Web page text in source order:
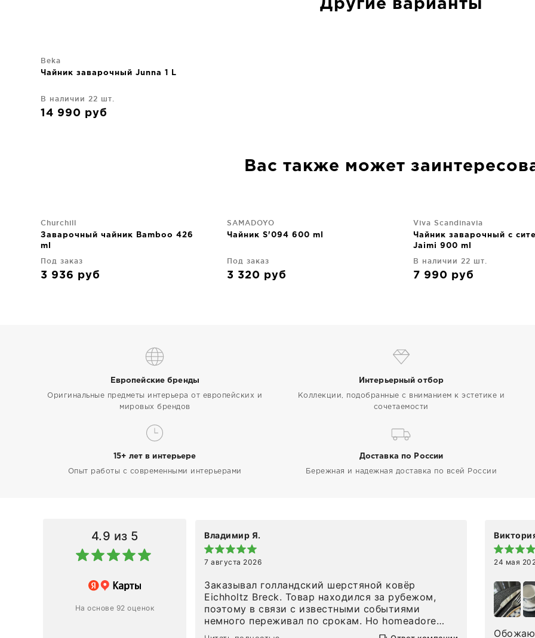
Другие варианты
Beka
Чайник заварочный Junna 1 L
В наличии 22 шт.
14 990 руб
Вас также может
Churchill
Заварочный чайник Bamboo 426
ml
Под заказ
3 936 руб
SAMADOYO
Чайник S'094 600 ml
Под заказ
3 320 руб
Viva Scandinavia
Чайник заварочный с
Jaimi 900 ml
В наличии 22 шт.
7 990 руб
Европейские бренды
Оригинальные предметы интерьера от европейских и
мировых брендов
Интерьерный отбор
Коллекции, подобранные с вниманием к эстетике и
сочетаемости
15+ лет в интерьере
Опыт работы с современными интерьерами
Доставка по России
Бережная и надежная доставка по всей России
4.9 из 5
На основе 92 оценок
Владимир Я.
7 августа 2026
Заказывал голландский шерстяной ковёр
Eichholtz Breck. Товар находился за рубежом,
поэтому в связи с известными событиями
немного переживал по срокам. Но homeadore
привезли ровно в определенное в договоре
24 мая
Обожаю